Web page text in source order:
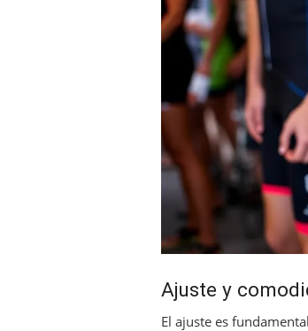
Ajuste y
El ajuste es